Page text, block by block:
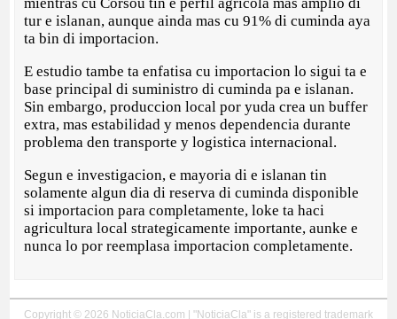
mientras cu Corsou tin e perfil agricola mas amplio di
tur e islanan, aunque ainda mas cu 91% di cuminda aya
ta bin di importacion.
E estudio tambe ta enfatisa cu importacion lo sigui ta e
base principal di suministro di cuminda pa e islanan.
Sin embargo, produccion local por yuda crea un buffer
extra, mas estabilidad y menos dependencia durante
problema den transporte y logistica internacional.
Segun e investigacion, e mayoria di e islanan tin
solamente algun dia di reserva di cuminda disponible
si importacion para completamente, loke ta haci
agricultura local strategicamente importante, aunke e
nunca lo por reemplasa importacion completamente.
Copyright © 2026 NoticiaCla.com | "NoticiaCla" is a registered trademark